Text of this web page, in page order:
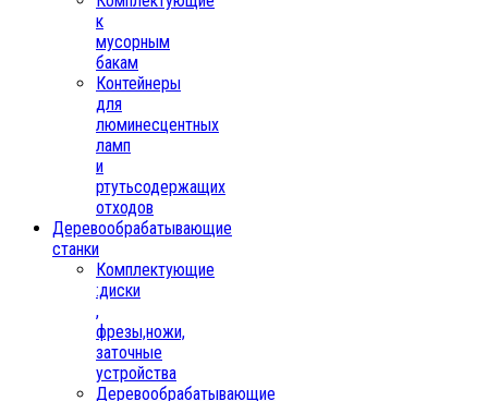
к
мусорным
бакам
Контейнеры
для
люминесцентных
ламп
и
ртутьсодержащих
отходов
Деревообрабатывающие
станки
Комплектующие
:диски
,
фрезы,ножи,
заточные
устройства
Деревообрабатывающие